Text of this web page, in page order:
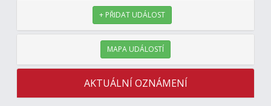
+ PŘIDAT UDÁLOST
MAPA UDÁLOSTÍ
AKTUÁLNÍ OZNÁMENÍ